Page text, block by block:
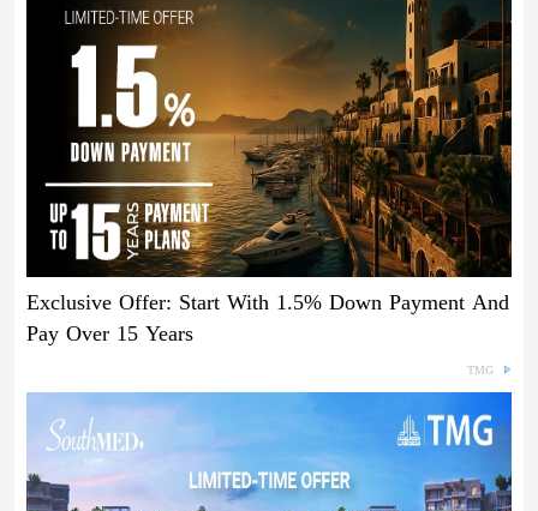
Exclusive Offer: Start With 1.5% Down Payment And
Pay Over 15 Years
TMG